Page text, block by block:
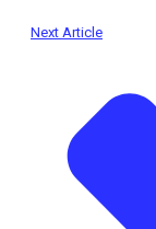
Next Article